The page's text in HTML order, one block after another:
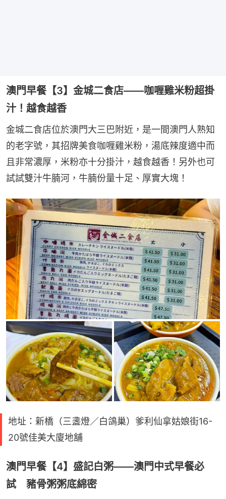
澳門早餐【3】金城二食店——咖喱雞米粉超掛
汁！越食越香
金城二食店位於澳門大三巴附近，是一間澳門人熟知
的老字號，其招牌美食咖喱雞米粉，湯底辣度適中而
且非常濃厚，米粉亦十分掛汁，越食越香！另外也可
試試雙汁牛腩河，牛腩份量十足、厚實大塊！
地址：新橋（三盞燈／白鴿巢）爹利仙拿姑娘街16-
20號佳美大廈地舖
澳門早餐【4】盛記白粥——澳門中式早餐必
試 豬骨粥粥底綿密